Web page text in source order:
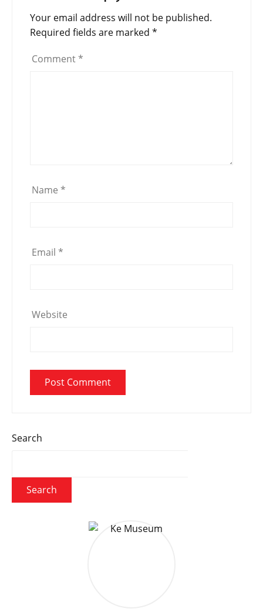
Your email address will not be published.
Required fields are marked *
Comment *
Name *
Email *
Website
Search
Search